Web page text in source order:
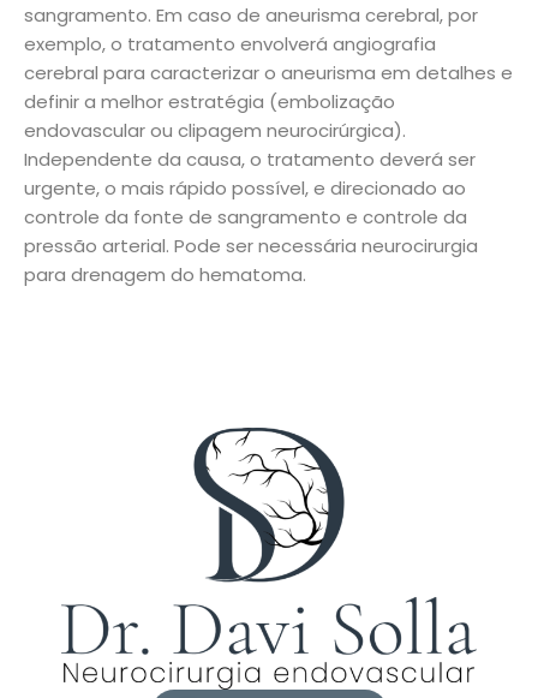
sangramento. Em caso de aneurisma cerebral, por
exemplo, o tratamento envolverá angiografia
cerebral para caracterizar o aneurisma em detalhes e
definir a melhor estratégia (embolização
endovascular ou clipagem neurocirúrgica).
Independente da causa, o tratamento deverá ser
urgente, o mais rápido possível, e direcionado ao
controle da fonte de sangramento e controle da
pressão arterial. Pode ser necessária neurocirurgia
para drenagem do hematoma.